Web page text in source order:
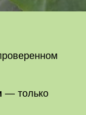
— только